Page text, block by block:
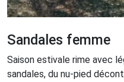
Sandales femme
Saison estivale rime avec
sandales, du nu-pied